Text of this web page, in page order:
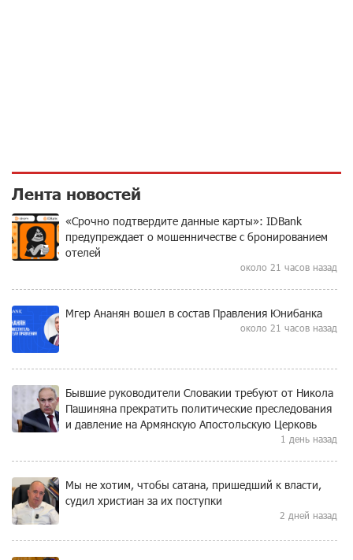
Лента новостей
«Срочно подтвердите данные карты»: IDBank
предупреждает о мошенничестве с бронированием
отелей
около 21 часов назад
Мгер Ананян вошел в состав Правления Юнибанка
около 21 часов назад
Бывшие руководители Словакии требуют от Никола
Пашиняна прекратить политические преследования
и давление на Армянскую Апостольскую Церковь
1 день назад
Мы не хотим, чтобы сатана, пришедший к власти,
судил христиан за их поступки
2 дней назад